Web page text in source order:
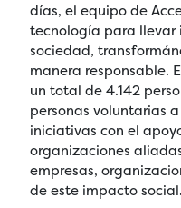
días, el equipo de
tecnología para llevar
sociedad,
manera responsable.
un total de 4.142
personas voluntarias
iniciativas con el
organizaciones
empresas,
de este impacto social.